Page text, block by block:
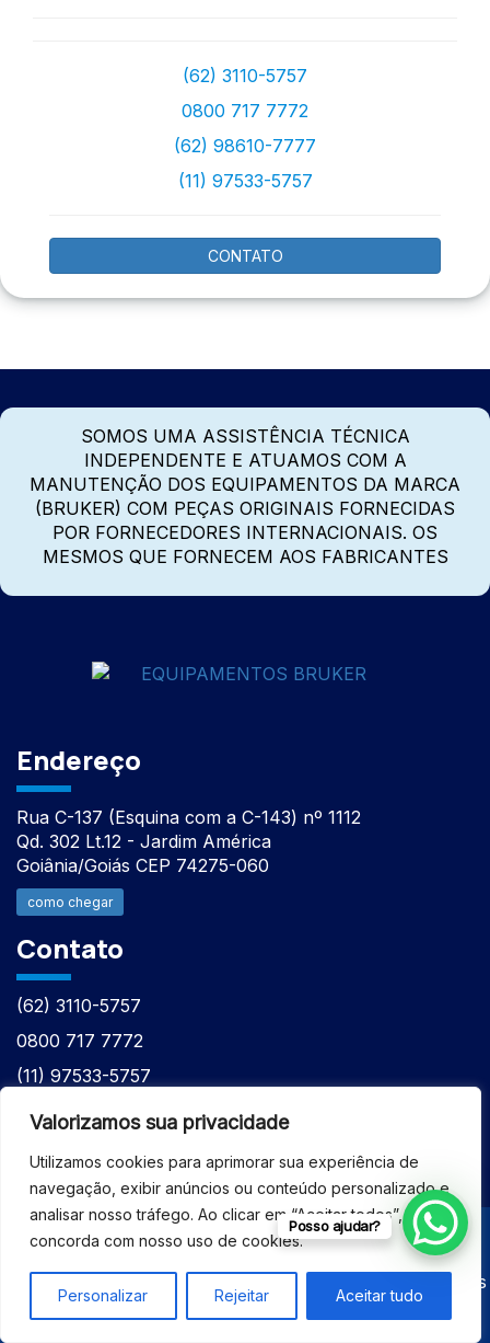
Valorizamos sua privacidade
Utilizamos cookies para aprimorar sua experiência de
navegação, exibir anúncios ou conteúdo personalizado e
analisar nosso tráfego. Ao clicar em “Aceitar todos”, você
concorda com nosso uso de cookies.
Personalizar Rejeitar Aceitar tudo
(62) 3110-5757
0800 717 7772
(62) 98610-7777
(11) 97533-5757
CONTATO
SOMOS UMA ASSISTÊNCIA TÉCNICA
INDEPENDENTE E ATUAMOS COM A
MANUTENÇÃO DOS EQUIPAMENTOS DA MARCA
(BRUKER) COM PEÇAS ORIGINAIS FORNECIDAS
POR FORNECEDORES INTERNACIONAIS. OS
MESMOS QUE FORNECEM AOS FABRICANTES
Endereço
Rua C-137 (Esquina com a C-143) nº 1112
Qd. 302 Lt.12 - Jardim América
Goiânia/Goiás CEP 74275-060
como chegar
Contato
(62) 3110-5757
0800 717 7772
(11) 97533-5757
(62) 98610-7777
© 2026 - ASSISTÊNCIA TÉCNICA ESPECIALIZADA
EQUIPAMENTOS BRUKER - Todos os direitos reservados
Posso ajudar?